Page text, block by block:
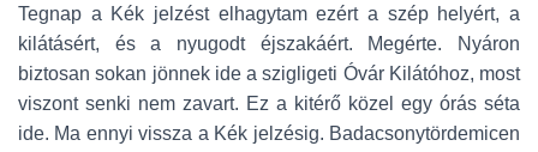
Tegnap a Kék jelzést elhagytam ezért a szép helyért, a
kilátásért, és a nyugodt éjszakáért. Megérte. Nyáron
biztosan sokan jönnek ide a szigligeti Óvár Kilátóhoz, most
viszont senki nem zavart. Ez a kitérő közel egy órás séta
ide. Ma ennyi vissza a Kék jelzésig. Badacsonytördemicen